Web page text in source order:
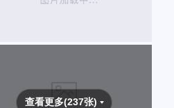
查看更多(237张)